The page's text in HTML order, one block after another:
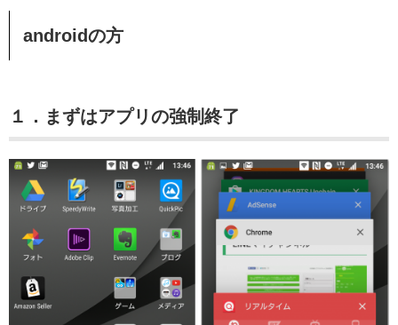
androidの方
１．まずはアプリの強制終了